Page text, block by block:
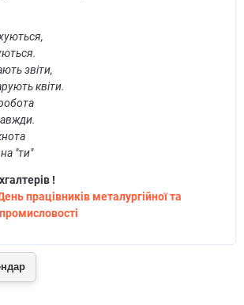
звіти,
квіти.
"ти"
!
працівників металургійної та